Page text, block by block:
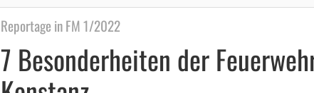
Reportage in FM 1/2022
7 Besonderheiten der